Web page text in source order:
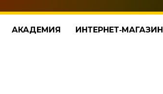
АКАДЕМИЯ ИНТЕРНЕТ‑МАГАЗИН